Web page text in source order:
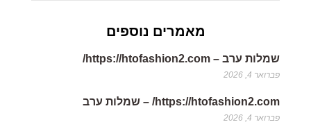
מאמרים נוספים
שמלות ערב – https://htofashion2.com/
פברואר 4, 2026
https://htofashion2.com/ – שמלות ערב
פברואר 4, 2026